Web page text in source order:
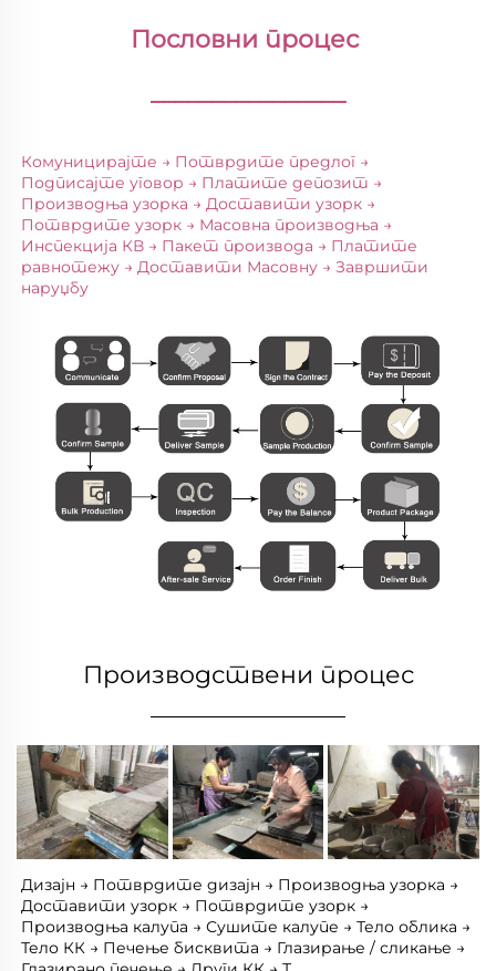
Пословни процес
________________
Комуницирајте → Потврдите предлог →
Подписајте уговор → Платите депозит →
Производња узорка → Доставити узорк →
Потврдите узорк → Масовна производња →
Инспекција КВ → Пакет производа → Платите
равнотежу → Доставити Масовну → Завршити
наруџбу
Производствени процес
Дизајн → Потврдите дизајн → Производња узорка →
Доставити узорк → Потврдите узорк →
Производња калупа → Сушите калупе → Тело облика →
Тело КК → Печење бисквита → Глазирање / сликање →